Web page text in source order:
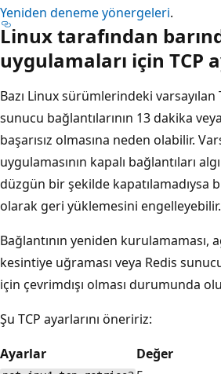
Yeniden deneme yönergeleri.
Linux tarafından
uygulamaları için TCP
Bazı Linux sürümlerindeki varsayılan
sunucu bağlantılarının 13 dakika
başarısız olmasına neden olabilir.
uygulamasının kapalı bağlantıları
düzgün bir şekilde kapatılamadıysa
olarak geri yüklemesini engelleyebilir.
Bağlantının yeniden kurulamaması,
kesintiye uğraması veya Redis
için çevrimdışı olması durumunda
Şu TCP ayarlarını öneririz:
Ayarlar
Değer